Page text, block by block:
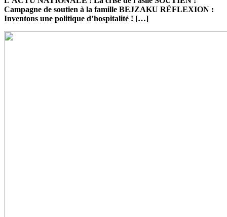
Campagne de soutien à la famille BEJZAKU RÉFLEXION :
Inventons une politique d’hospitalité ! […]